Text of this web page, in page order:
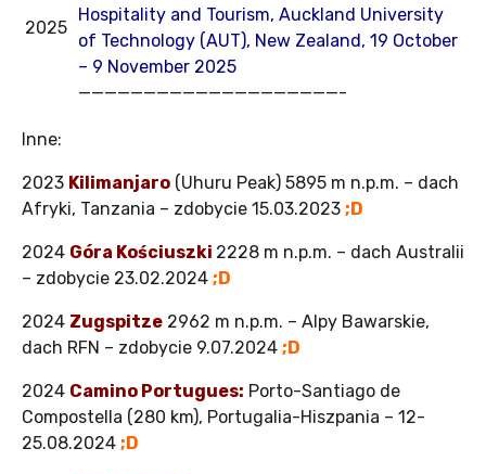
2025
Hospitality and Tourism, Auckland University
of Technology (AUT), New Zealand, 19 October
– 9 November 2025
————————————————————-
Inne:
2023 Kilimanjaro (Uhuru Peak) 5895 m n.p.m. – dach
Afryki, Tanzania – zdobycie 15.03.2023 ;D
2024 Góra Kościuszki 2228 m n.p.m. – dach Australii
– zdobycie 23.02.2024 ;D
2024 Zugspitze 2962 m n.p.m. – Alpy Bawarskie,
dach RFN – zdobycie 9.07.2024 ;D
2024 Camino Portugues: Porto-Santiago de
Compostella (280 km), Portugalia-Hiszpania – 12-
25.08.2024 ;D